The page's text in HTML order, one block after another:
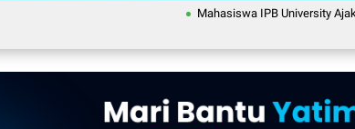
Mahasiswa IPB University Ajak